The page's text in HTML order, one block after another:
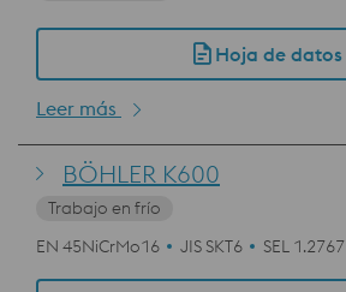
Hoja de datos
Leer más
BÖHLER K600
Trabajo en frío
EN 45NiCrMo16
JIS SKT6 SEL 1.2767